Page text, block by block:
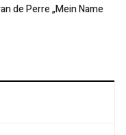
de Perre „Mein Name